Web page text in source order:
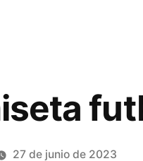
27 de junio de 2023